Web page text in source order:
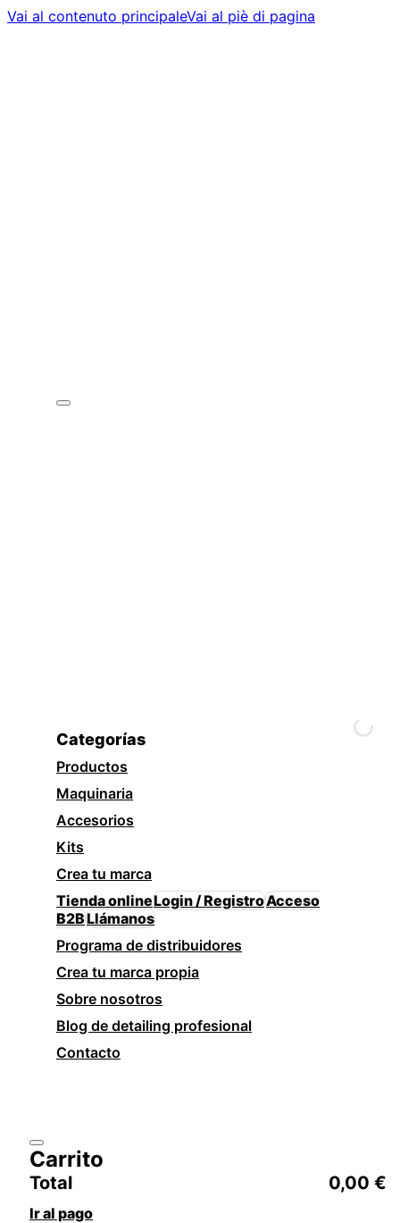
Vai al contenuto principaleVai al piè di pagina
Categorías
Productos
Maquinaria
Accesorios
Kits
Crea tu marca
Tienda onlineLogin / RegistroAcceso
B2BLlámanos
Programa de distribuidores
Crea tu marca propia
Sobre nosotros
Blog de detailing profesional
Contacto
Carrito
Total 0,00 €
Ir al pago